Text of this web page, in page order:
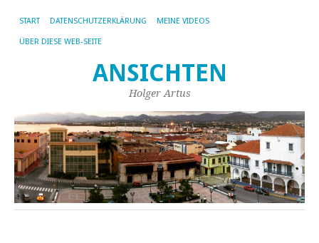
START DATENSCHUTZERKLÄRUNG MEINE VIDEOS
ÜBER DIESE WEB-SEITE
ANSICHTEN
Holger Artus